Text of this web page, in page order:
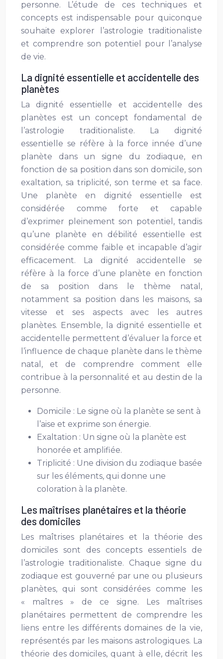
personne. L’étude de ces techniques et
concepts est indispensable pour quiconque
souhaite explorer l’astrologie traditionaliste
et comprendre son potentiel pour l’analyse
de vie.
La dignité essentielle et accidentelle des
planètes
La dignité essentielle et accidentelle des
planètes est un concept fondamental de
l’astrologie traditionaliste. La dignité
essentielle se réfère à la force innée d’une
planète dans un signe du zodiaque, en
fonction de sa position dans son domicile, son
exaltation, sa triplicité, son terme et sa face.
Une planète en dignité essentielle est
considérée comme forte et capable
d’exprimer pleinement son potentiel, tandis
qu’une planète en débilité essentielle est
considérée comme faible et incapable d’agir
efficacement. La dignité accidentelle se
réfère à la force d’une planète en fonction
de sa position dans le thème natal,
notamment sa position dans les maisons, sa
vitesse et ses aspects avec les autres
planètes. Ensemble, la dignité essentielle et
accidentelle permettent d’évaluer la force et
l’influence de chaque planète dans le thème
natal, et de comprendre comment elle
contribue à la personnalité et au destin de la
personne.
Domicile : Le signe où la planète se sent à
l’aise et exprime son énergie.
Exaltation : Un signe où la planète est
honorée et amplifiée.
Triplicité : Une division du zodiaque basée
sur les éléments, qui donne une
coloration à la planète.
Les maîtrises planétaires et la théorie
des domiciles
Les maîtrises planétaires et la théorie des
domiciles sont des concepts essentiels de
l’astrologie traditionaliste. Chaque signe du
zodiaque est gouverné par une ou plusieurs
planètes, qui sont considérées comme les
« maîtres » de ce signe. Les maîtrises
planétaires permettent de comprendre les
liens entre les différents domaines de la vie,
représentés par les maisons astrologiques. La
théorie des domiciles, quant à elle, décrit les